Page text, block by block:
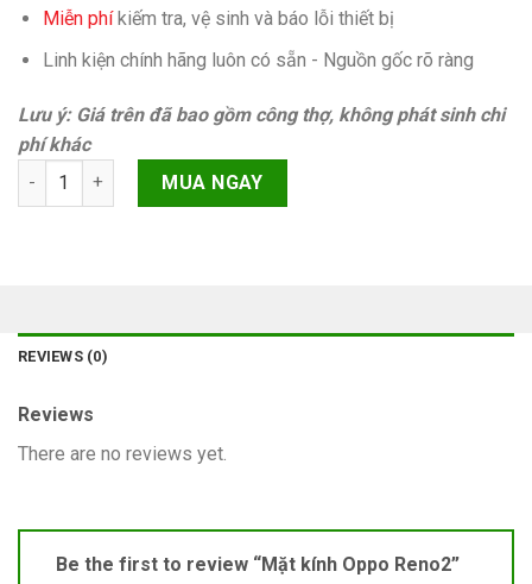
Miễn phíkiếm tra, vệ sinh và báo lỗi thiết bị
Linh kiện chính hãng luôn có sẵn - Nguồn gốc rõ ràng
Lưu ý: Giá trên đã bao gồm công thợ, không phát sinh chi
phí khác
Mặt kính Oppo Reno2 quantity
MUA NGAY
REVIEWS (0)
Reviews
There are no reviews yet.
Be the first to review “Mặt kính Oppo Reno2”